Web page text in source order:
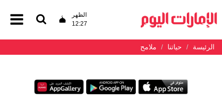
الظهر
12:27
الرئيسة حياتنا ملامح